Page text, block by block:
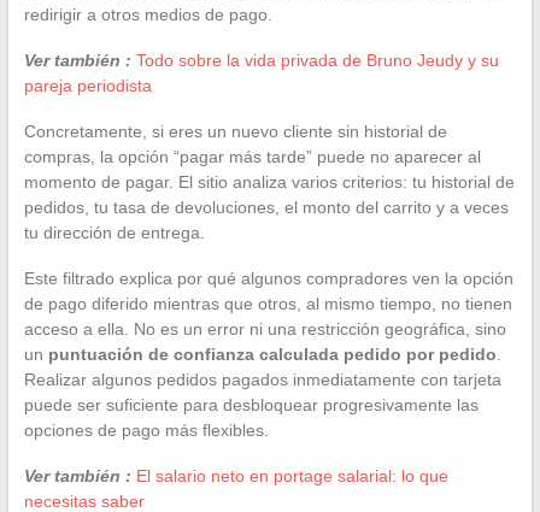
redirigir a otros medios de pago.
Ver también : Todo sobre la vida privada de Bruno Jeudy y su
pareja periodista
Concretamente, si eres un nuevo cliente sin historial de
compras, la opción “pagar más tarde” puede no aparecer al
momento de pagar. El sitio analiza varios criterios: tu historial de
pedidos, tu tasa de devoluciones, el monto del carrito y a veces
tu dirección de entrega.
Este filtrado explica por qué algunos compradores ven la opción
de pago diferido mientras que otros, al mismo tiempo, no tienen
acceso a ella. No es un error ni una restricción geográfica, sino
un puntuación de confianza calculada pedido por pedido
Realizar algunos pedidos pagados inmediatamente con tarjeta
puede ser suficiente para desbloquear progresivamente las
opciones de pago más flexibles.
Ver también : El salario neto en portage salarial: lo que
necesitas saber